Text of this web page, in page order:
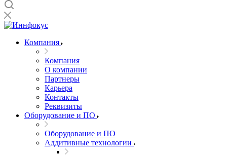
Компания
Компания
О компании
Партнеры
Карьера
Контакты
Реквизиты
Оборудование и ПО
Оборудование и ПО
Аддитивные технологии